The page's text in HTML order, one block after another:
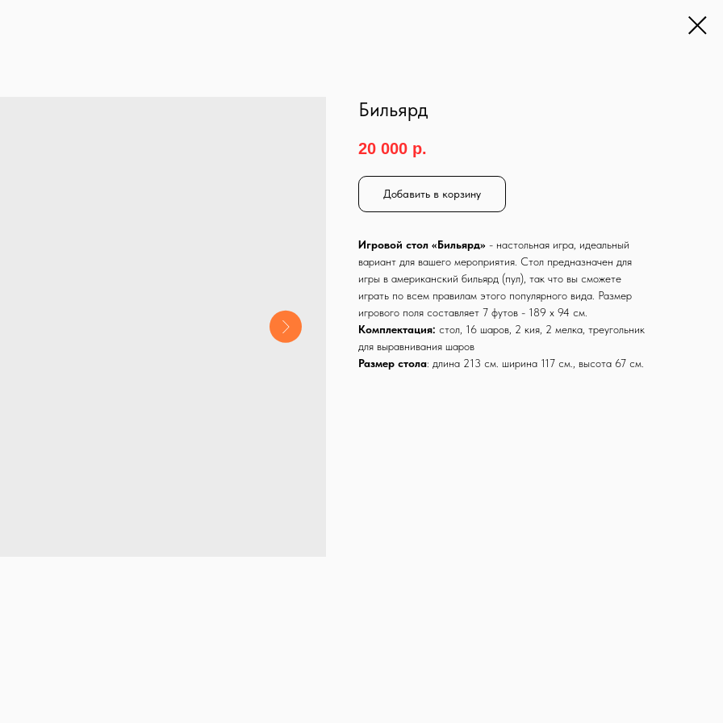
Бильярд
20 000 р.
Добавить в корзину
Игровой стол «Бильярд» - настольная игра, идеальный
вариант для вашего мероприятия. Стол предназначен для
игры в американский бильярд (пул), так что вы сможете
играть по всем правилам этого популярного вида. Размер
игрового поля составляет 7 футов - 189 х 94 см.
Комплектация: стол, 16 шаров, 2 кия, 2 мелка, треугольник
для выравнивания шаров
Размер стола: длина 213 см. ширина 117 см., высота 67 см.